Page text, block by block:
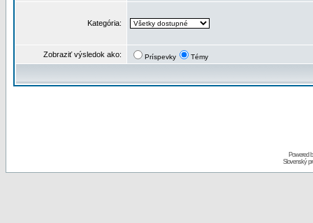
Kategória:
Zobraziť výsledok ako: Príspevky Témy
Powered
Slovenský